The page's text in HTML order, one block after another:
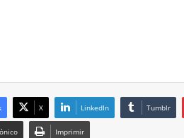
X LinkedIn Tumblr
Imprimir